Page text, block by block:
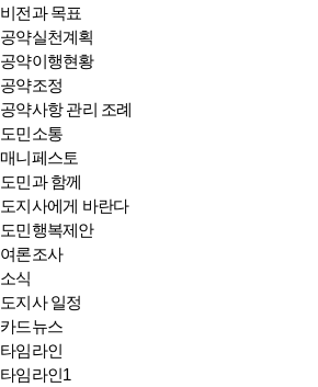
비전과 목표
공약실천계획
공약이행현황
공약조정
공약사항 관리 조례
도민소통
매니페스토
도민과 함께
도지사에게 바란다
도민행복제안
여론조사
소식
도지사 일정
카드뉴스
타임라인
타임라인1